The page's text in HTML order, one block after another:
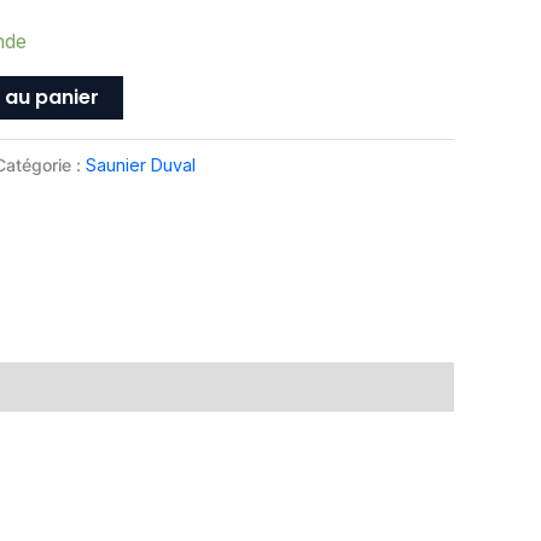
panier
: Saunier Duval